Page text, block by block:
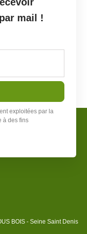
mail !
exploitées par la
à des fins
BOIS - Seine Saint Denis